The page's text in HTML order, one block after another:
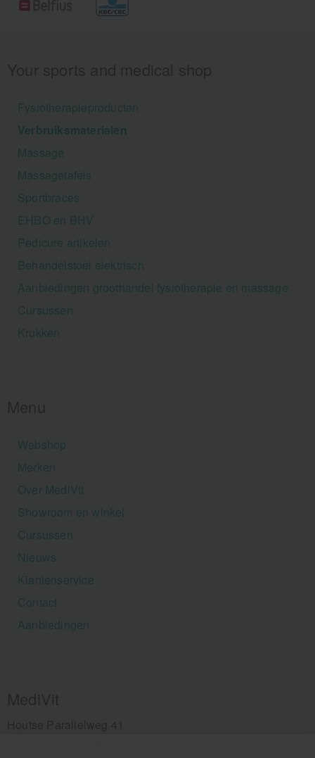
Fysiotherapieproducten
Verbruiksmaterialen
Massage
Massagetafels
Sportbraces
EHBO en BHV
Pedicure artikelen
Behandelstoel elektrisch
Aanbiedingen groothandel fysiotherapie en massage
Cursussen
Krukken
Webshop
Merken
Over MediVit
Showroom en winkel
Cursussen
Nieuws
Klantenservice
Contact
Aanbiedingen